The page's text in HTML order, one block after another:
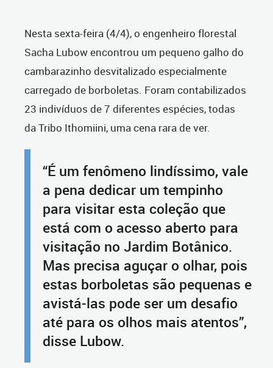
Nesta sexta-feira (4/4), o engenheiro florestal
Sacha Lubow encontrou um pequeno galho do
cambarazinho desvitalizado especialmente
carregado de borboletas. Foram contabilizados
23 indivíduos de 7 diferentes espécies, todas
da Tribo Ithomiini, uma cena rara de ver.
“É um fenômeno lindíssimo, vale
a pena dedicar um tempinho
para visitar esta coleção que
está com o acesso aberto para
visitação no Jardim Botânico.
Mas precisa aguçar o olhar, pois
estas borboletas são pequenas e
avistá-las pode ser um desafio
até para os olhos mais atentos”,
disse Lubow.